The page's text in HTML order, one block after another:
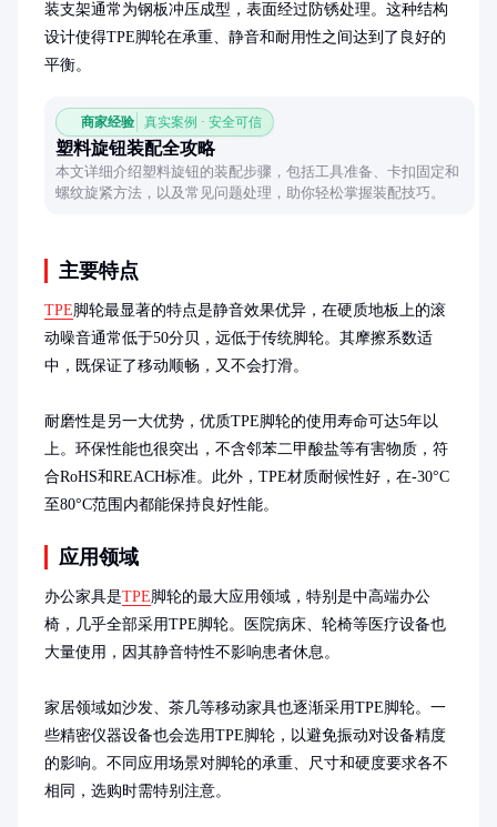
装支架通常为钢板冲压成型，表面经过防锈处理。这种结构
设计使得TPE脚轮在承重、静音和耐用性之间达到了良好的
平衡。
商家经验 真实案例 · 安全可信
塑料旋钮装配全攻略
本文详细介绍塑料旋钮的装配步骤，包括工具准备、卡扣固定和
螺纹旋紧方法，以及常见问题处理，助你轻松掌握装配技巧。
主要特点
TPE脚轮最显著的特点是静音效果优异，在硬质地板上的滚
动噪音通常低于50分贝，远低于传统脚轮。其摩擦系数适
中，既保证了移动顺畅，又不会打滑。
耐磨性是另一大优势，优质TPE脚轮的使用寿命可达5年以
上。环保性能也很突出，不含邻苯二甲酸盐等有害物质，符
合RoHS和REACH标准。此外，TPE材质耐候性好，在-30°C
至80°C范围内都能保持良好性能。
应用领域
办公家具是TPE脚轮的最大应用领域，特别是中高端办公
椅，几乎全部采用TPE脚轮。医院病床、轮椅等医疗设备也
大量使用，因其静音特性不影响患者休息。
家居领域如沙发、茶几等移动家具也逐渐采用TPE脚轮。一
些精密仪器设备也会选用TPE脚轮，以避免振动对设备精度
的影响。不同应用场景对脚轮的承重、尺寸和硬度要求各不
相同，选购时需特别注意。